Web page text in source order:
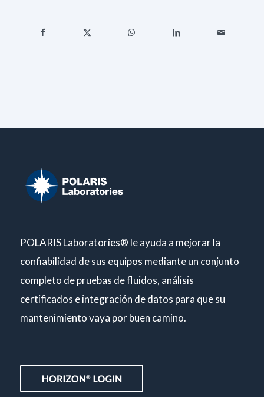
POLARIS Laboratories® le ayuda a mejorar la
confiabilidad de sus equipos mediante un conjunto
completo de pruebas de fluidos, análisis
certificados e integración de datos para que su
mantenimiento vaya por buen camino.